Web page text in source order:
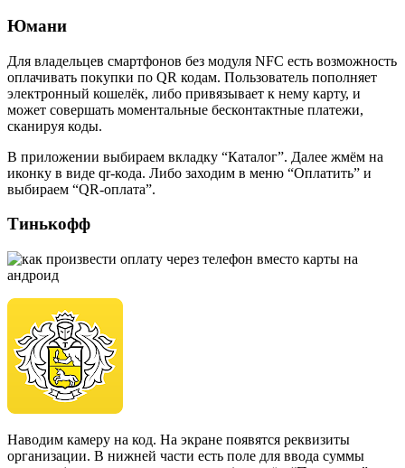
Юмани
Для владельцев смартфонов без модуля NFC есть возможность
оплачивать покупки по QR кодам. Пользователь пополняет
электронный кошелёк, либо привязывает к нему карту, и
может совершать моментальные бесконтактные платежи,
сканируя коды.
В приложении выбираем вкладку “Каталог”. Далее жмём на
иконку в виде qr-кода. Либо заходим в меню “Оплатить” и
выбираем “QR-оплата”.
Тинькофф
Наводим камеру на код. На экране появятся реквизиты
организации. В нижней части есть поле для ввода суммы